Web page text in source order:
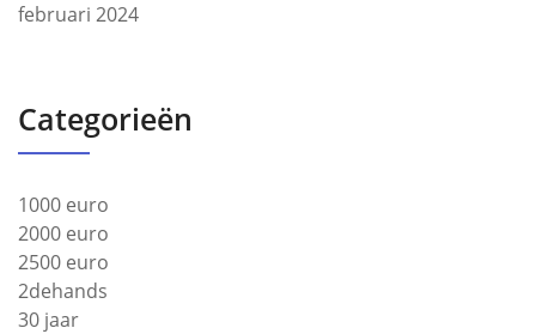
februari 2024
Categorieën
1000 euro
2000 euro
2500 euro
2dehands
30 jaar